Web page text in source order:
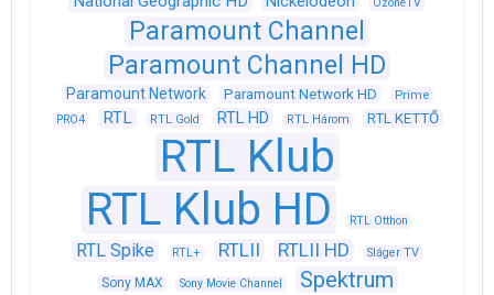
Paramount Channel
Paramount Channel HD
Paramount Network Paramount Network HD Prime
PRO4 RTL RTL Gold RTL HD RTL Három RTL KETTŐ
RTL Klub
RTL Klub HD
RTL Otthon
RTL Spike RTL+ RTLII RTLII HD Sláger TV
Sony MAX Sony Movie Channel
Spektrum